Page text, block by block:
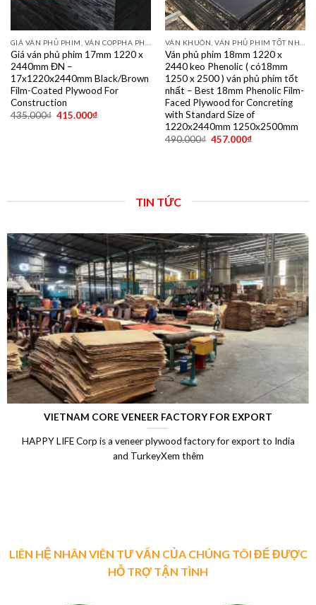
Giá ván phủ phim 17mm 1220 x
2440mm ĐN –
17x1220x2440mm Black/Brown
Film-Coated Plywood For
Construction
435.000₫ 415.000₫
Ván phủ phim 18mm 1220 x
2440 keo Phenolic ( có18mm
1250 x 2500 ) ván phủ phim tốt
nhất – Best 18mm Phenolic Film-
Faced Plywood for Concreting
with Standard Size of
1220x2440mm 1250x2500mm
490.000₫ 457.000₫
TIN TỨC
to India
LAMINATED VENEER LUMBER (LVL)
Laminated Wood, LVL Laminated Veneer Lumber,
Vietnam, LVL Timber, Vietnam plywood
LIÊN HỆ NHÂN VIÊN TƯ VẤN CỦA CHÚNG TÔI ĐỂ ĐƯỢC
HỖ TRỢ TẬN TÌNH